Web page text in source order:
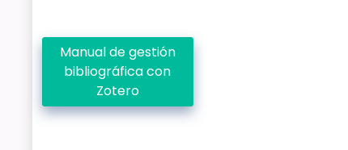
Manual de gestión
bibliográfica con
Zotero